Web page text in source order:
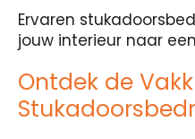
Ervaren
jouw interieur naar
Ontdek de